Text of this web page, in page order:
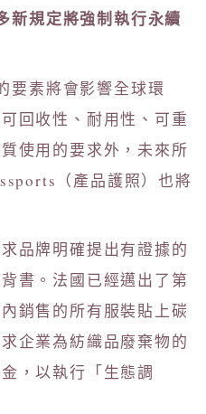
新規定將強制執行永續
要素將會影響全球環
回收性、耐用性、可重
使用的要求外，未來所
（產品護照）也將
品牌明確提出有證據的
書。法國已經邁出了第
銷售的所有服裝貼上碳
企業為紡織品廢棄物的
，以執行「生態調